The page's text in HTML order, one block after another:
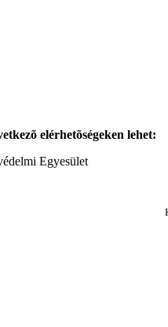
elérhetõségeken lehet:
Egyesület